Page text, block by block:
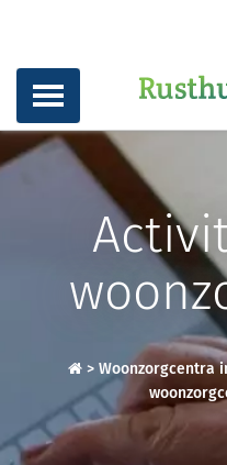
> Woonzorgcentra